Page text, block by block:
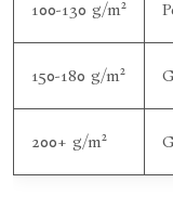
100-130 g/m²
150-180 g/m²
200+ g/m²